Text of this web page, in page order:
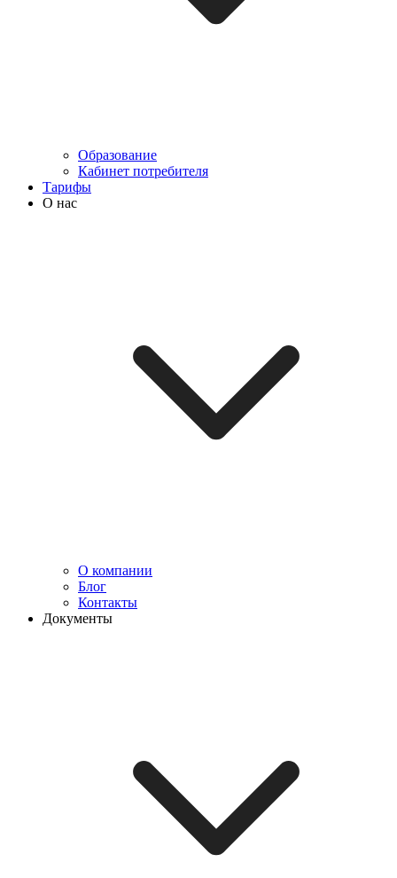
Образование
Кабинет потребителя
Тарифы
О нас
О компании
Блог
Контакты
Документы